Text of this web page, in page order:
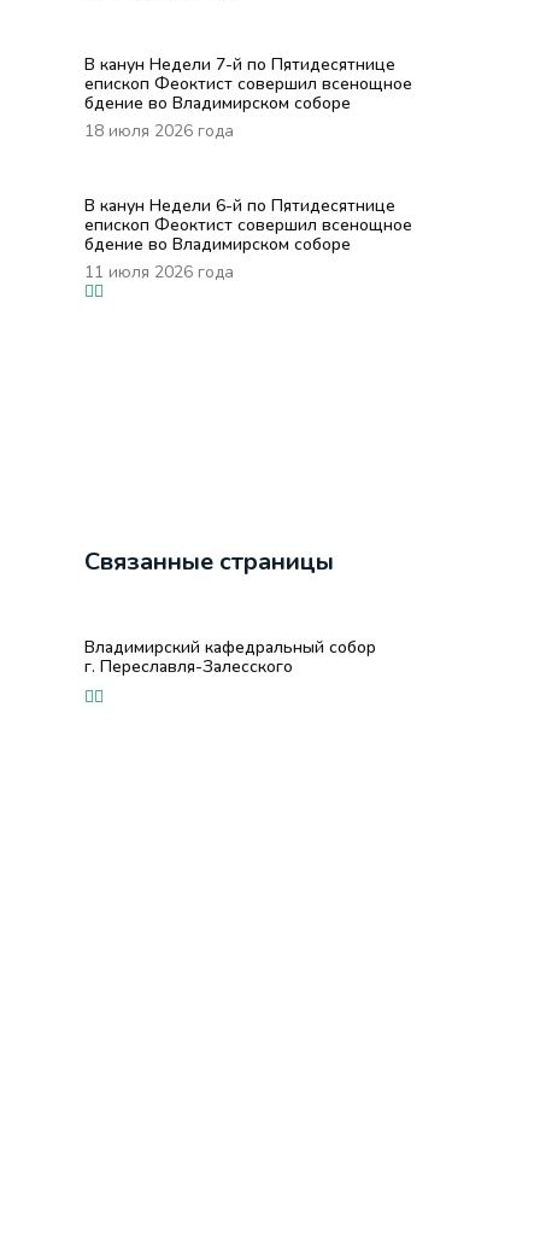
В канун Недели 7-й по Пятидесятнице
епископ Феоктист совершил всенощное
бдение во Владимирском соборе
18 июля 2026 года
В канун Недели 6-й по Пятидесятнице
епископ Феоктист совершил всенощное
бдение во Владимирском соборе
11 июля 2026 года
Связанные страницы
Владимирский кафедральный собор
г. Переславля-Залесского